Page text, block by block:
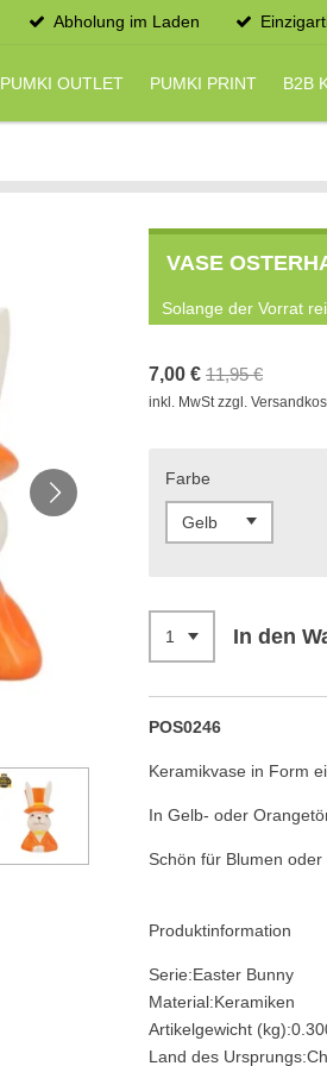
Abholung im Laden
PUMKI OUTLET PUMKI PRINT B2B
VASE
Solange der Vorrat
7,00 € 11,95 €
inkl. MwSt zzgl.
Farbe
In den
POS0246
Keramikvase in Form
In Gelb- oder
Schön für Blumen
Produktinformation
Serie:Easter Bunny
Material:Keramiken
Artikelgewicht
Land des